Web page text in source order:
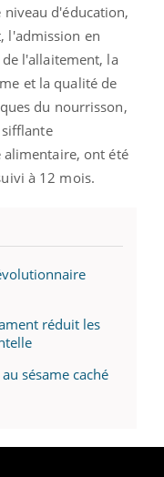
d'éducation,
l'admission en
l'allaitement, la
et la qualité de
du nourrisson,
alimentaire, ont été
à 12 mois.
réduit les
sésame caché